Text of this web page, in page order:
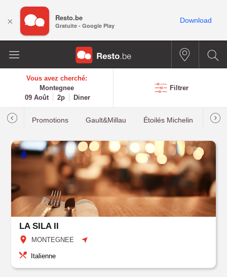
Vous avez cherché:
Montegnee
09 Août
2p Diner
Filtrer
Promotions Gault&Millau Étoilés Michelin Les
LA SILA II
MONTEGNEE
Italienne
× Resto.be
Gratuite - Google Play
Download